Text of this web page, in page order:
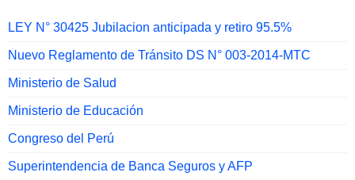
LEY N° 30425 Jubilacion anticipada y retiro 95.5%
Nuevo Reglamento de Tránsito DS N° 003-2014-MTC
Ministerio de Salud
Ministerio de Educación
Congreso del Perú
Superintendencia de Banca Seguros y AFP